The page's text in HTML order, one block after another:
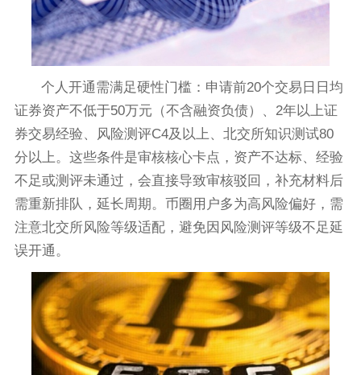
个人开通需满足硬性门槛：申请前20个交易日日均
证券资产不低于50万元（不含融资负债）、2年以上证
券交易经验、风险测评C4及以上、北交所知识测试80
分以上。这些条件是审核核心卡点，资产不达标、经验
不足或测评未通过，会直接导致审核驳回，补充材料后
需重新排队，延长周期。币圈用户多为高风险偏好，需
注意北交所风险等级适配，避免因风险测评等级不足延
误开通。